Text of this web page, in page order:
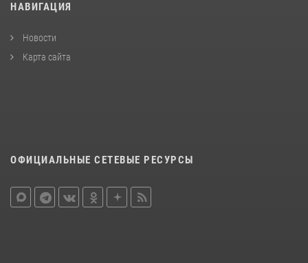
НАВИГАЦИЯ
Новости
Карта сайта
ОФИЦИАЛЬНЫЕ СЕТЕВЫЕ РЕСУРСЫ